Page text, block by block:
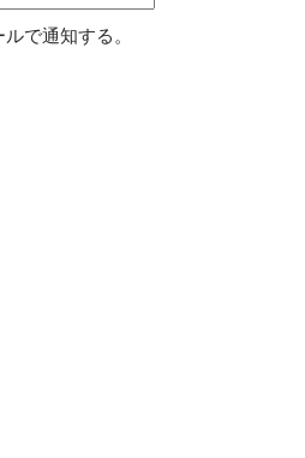
で通知する。